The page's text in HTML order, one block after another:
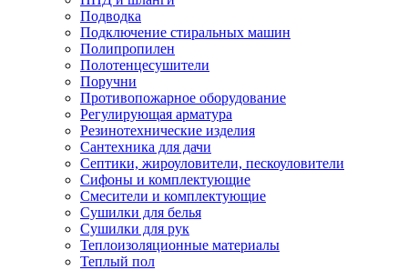
Подводка
Подключение стиральных машин
Полипропилен
Полотенцесушители
Поручни
Противопожарное оборудование
Регулирующая арматура
Резинотехнические изделия
Сантехника для дачи
Септики, жироуловители, пескоуловители
Сифоны и комплектующие
Смесители и комплектующие
Сушилки для белья
Сушилки для рук
Теплоизоляционные материалы
Теплый пол